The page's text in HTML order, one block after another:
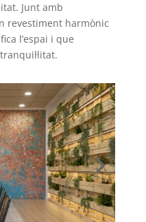
Junt amb
revestiment harmònic
l’espai i que